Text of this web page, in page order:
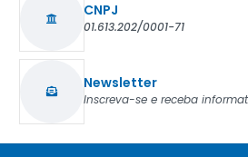
CNPJ
01.613.202/0001-71
Newsletter
Inscreva-se e receba